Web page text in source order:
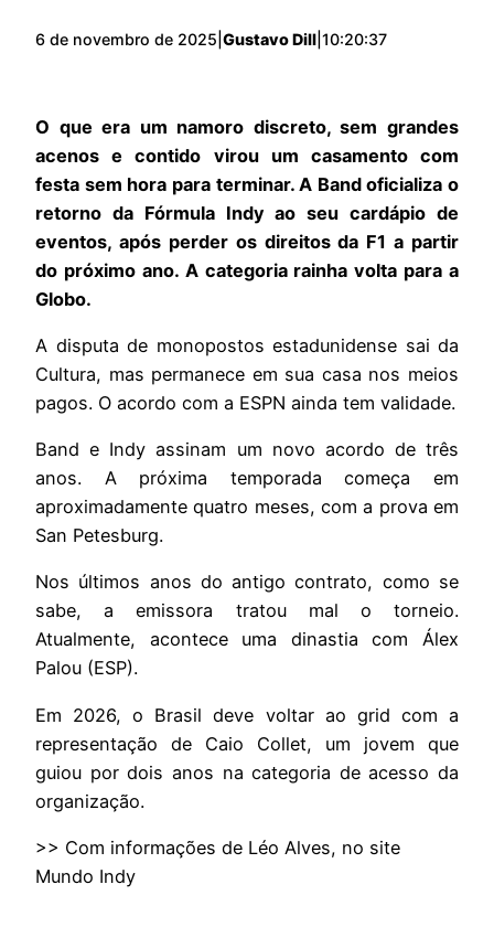
6 de novembro de 2025 Gustavo Dill 10:20:37
O que era um namoro discreto, sem grandes
acenos e contido virou um casamento com
festa sem hora para terminar. A Band oficializa o
retorno da Fórmula Indy ao seu cardápio de
eventos, após perder os direitos da F1 a partir
do próximo ano. A categoria rainha volta para a
Globo.
A disputa de monopostos estadunidense sai da
Cultura, mas permanece em sua casa nos meios
pagos. O acordo com a ESPN ainda tem validade.
Band e Indy assinam um novo acordo de três
anos. A próxima temporada começa em
aproximadamente quatro meses, com a prova em
San Petesburg.
Nos últimos anos do antigo contrato, como se
sabe, a emissora tratou mal o torneio.
Atualmente, acontece uma dinastia com Álex
Palou (ESP).
Em 2026, o Brasil deve voltar ao grid com a
representação de Caio Collet, um jovem que
guiou por dois anos na categoria de acesso da
organização.
>> Com informações de Léo Alves, no site
Mundo Indy